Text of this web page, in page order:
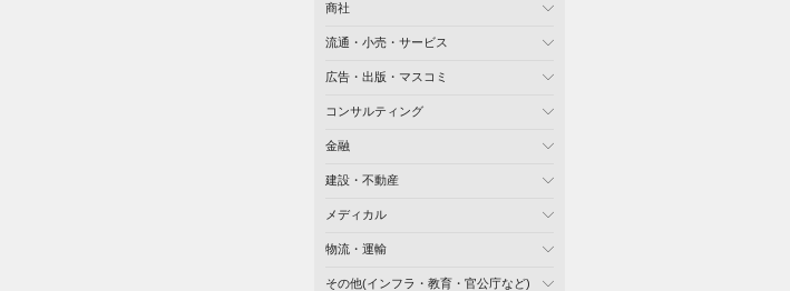
商社
流通・小売・サービス
広告・出版・マスコミ
コンサルティング
金融
建設・不動産
メディカル
物流・運輸
その他(インフラ・教育・官公庁など)